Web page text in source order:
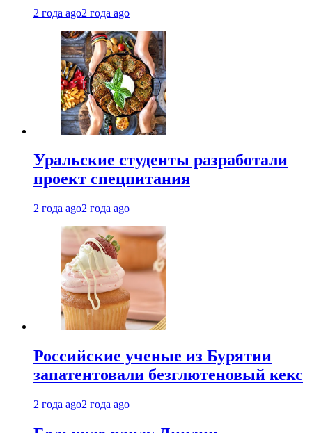
2 года ago2 года ago
Уральские студенты разработали
проект спецпитания
2 года ago2 года ago
Российские ученые из Бурятии
запатентовали безглютеновый кекс
2 года ago2 года ago